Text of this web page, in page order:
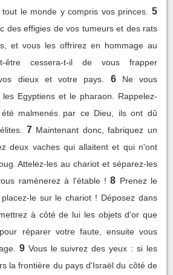
le monde y compris vos princes.
5
des effigies de vos tumeurs et des rats
et vous les offrirez en hommage au
être cessera-t-il de vous frapper
dieux et votre pays.
6
Ne vous
Egyptiens et le pharaon. Rappelez-
malmenés par ce Dieu, ils ont dû
7 Maintenant donc, fabriquez un
deux vaches qui allaitent et qui n'ont
Attelez-les au chariot et séparez-les
ramènerez à l'étable ! 8 Prenez le
le sur le chariot ! Déposez dans
à côté de lui les objets d'or que
réparer votre faute, ensuite vous
9 Vous le suivrez des yeux : si les
la frontière du pays d'Israël du côté de